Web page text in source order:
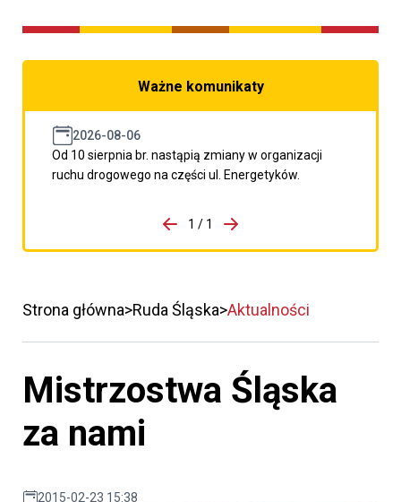
Ważne komunikaty
2026-08-06
Od 10 sierpnia br. nastąpią zmiany w organizacji
ruchu drogowego na części ul. Energetyków.
porzpedniego komunikatu
1 / 1
Przejdź do następnego
Strona główna Ruda Śląska Aktualności
Mistrzostwa Śląska
za nami
2015-02-23 15:38